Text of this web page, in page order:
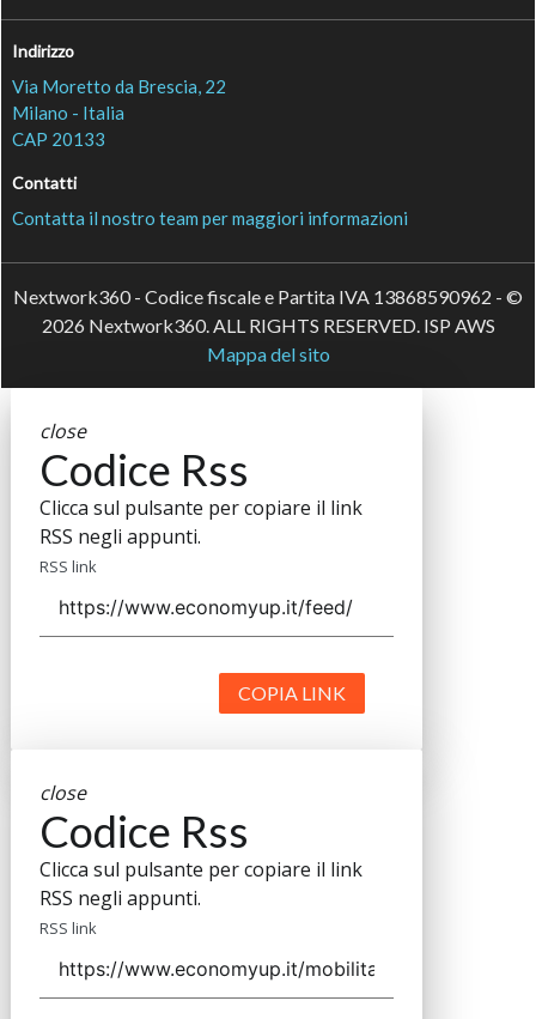
Indirizzo
Via Moretto da Brescia, 22
Milano - Italia
CAP 20133
Contatti
Contatta il nostro team per maggiori informazioni
Nextwork360 - Codice fiscale e Partita IVA 13868590962 - ©
2026 Nextwork360. ALL RIGHTS RESERVED. ISP AWS
Mappa del sito
close
Codice Rss
Clicca sul pulsante per copiare il link
RSS negli appunti.
RSS link
COPIA LINK
close
Codice Rss
Clicca sul pulsante per copiare il link
RSS negli appunti.
RSS link